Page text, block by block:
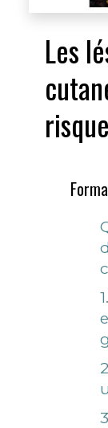
Les
risque